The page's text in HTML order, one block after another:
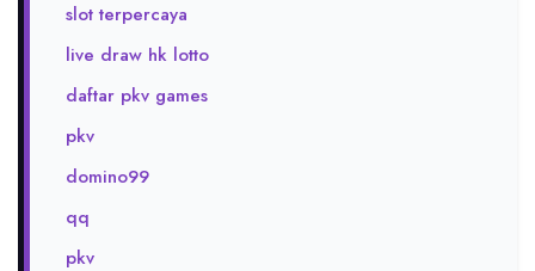
slot terpercaya
live draw hk lotto
daftar pkv games
pkv
domino99
qq
pkv